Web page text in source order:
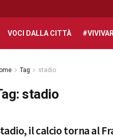
VOCI DALLA CITTÀ
Tag stadio
stadio
il calcio torna al